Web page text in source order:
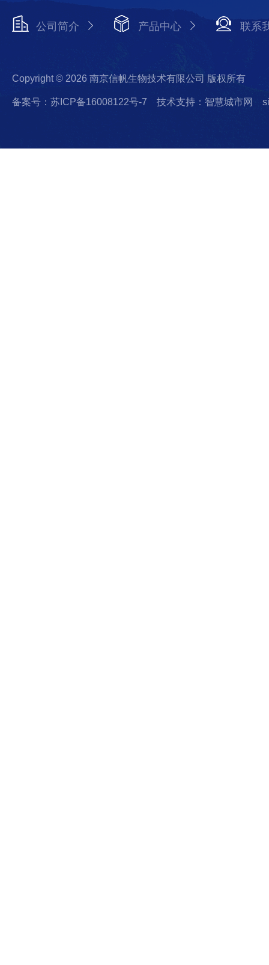
公司简介 产品中心 联系
Copyright © 2026 南京信帆生物技术有限公司 版权所有
备案号：苏ICP备16008122号-7 技术支持：智慧城市网